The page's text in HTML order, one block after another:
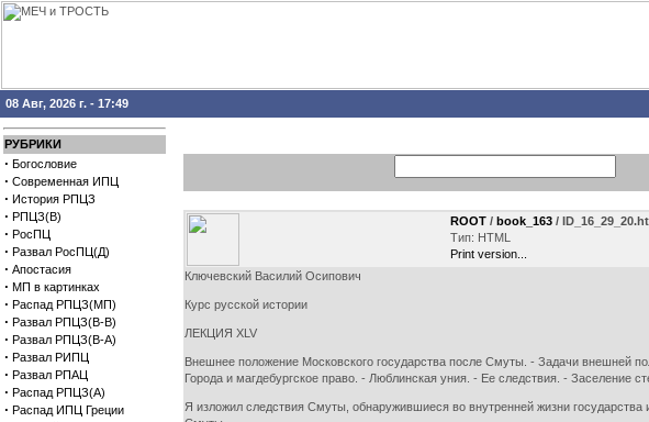
08 Авг, 2026 г. - 17:49
РУБРИКИ
· Богословие
· Современная ИПЦ
· История РПЦЗ
· РПЦЗ(В)
· РосПЦ
· Развал РосПЦ(Д)
· Апостасия
· МП в картинках
· Распад РПЦЗ(МП)
· Развал РПЦЗ(В-В)
· Развал РПЦЗ(В-А)
· Развал РИПЦ
· Развал РПАЦ
· Распад РПЦЗ(А)
· Распад ИПЦ Греции
ROOT / book_163 /
Тип: HTML
Print version...
Ключевский Василий Осипович
Курс русской истории
ЛЕКЦИЯ XLV
Внешнее положение Московского государства после Смуты. - Задачи внешней
Города и магдебургское право. - Люблинская уния. - Ее следствия. - Заселение
Я изложил следствия Смуты, обнаружившиеся во внутренней жизни